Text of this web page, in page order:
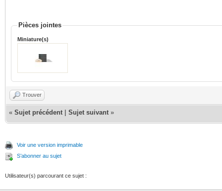
Pièces jointes
Miniature(s)
Trouver
« Sujet précédent Sujet suivant »
Voir une version imprimable
S’abonner au sujet
Utilisateur(s) parcourant ce sujet :